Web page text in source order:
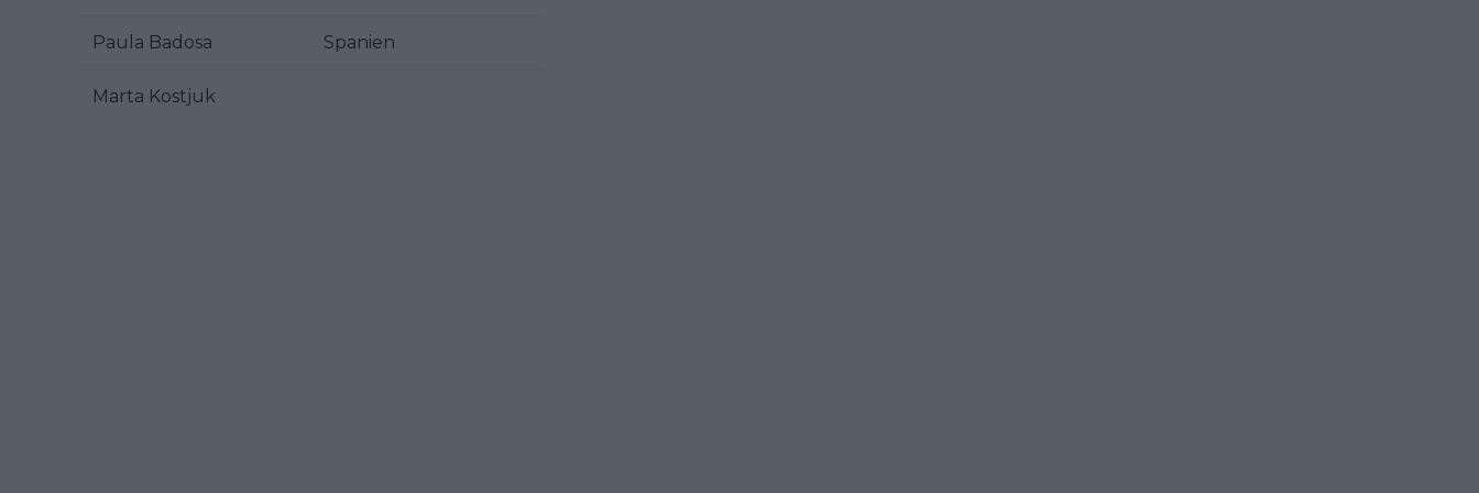
Paula Badosa Spanien
Marta Kostjuk